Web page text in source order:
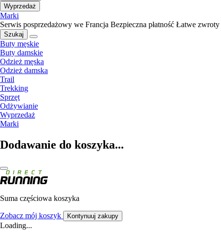
Wyprzedaż
Marki
Serwis posprzedażowy we Francja Bezpieczna płatność Łatwe zwroty
Szukaj
Buty męskie
Buty damskie
Odzież męska
Odzież damska
Trail
Trekking
Sprzęt
Odżywianie
Wyprzedaż
Marki
Dodawanie do koszyka...
Suma częściowa koszyka
Zobacz mój koszyk Kontynuuj zakupy
Loading...